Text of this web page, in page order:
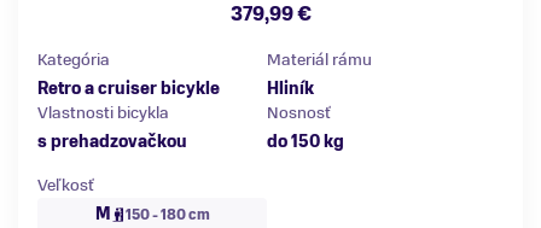
379,99 €
Kategória
Retro a cruiser bicykle
Materiál rámu
Hliník
Vlastnosti bicykla
s prehadzovačkou
Nosnosť
do 150 kg
Veľkosť
M
150 - 180 cm